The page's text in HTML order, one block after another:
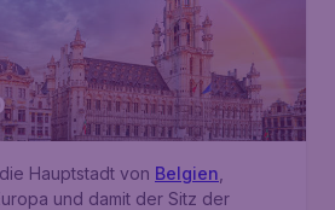
Hauptstadt von Belgien
und damit der Sitz der